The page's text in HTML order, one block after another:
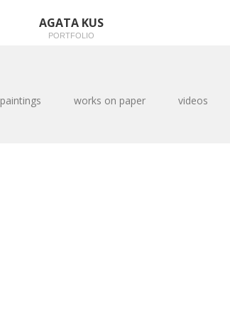
AGATA KUS
PORTFOLIO
paintings works on paper videos